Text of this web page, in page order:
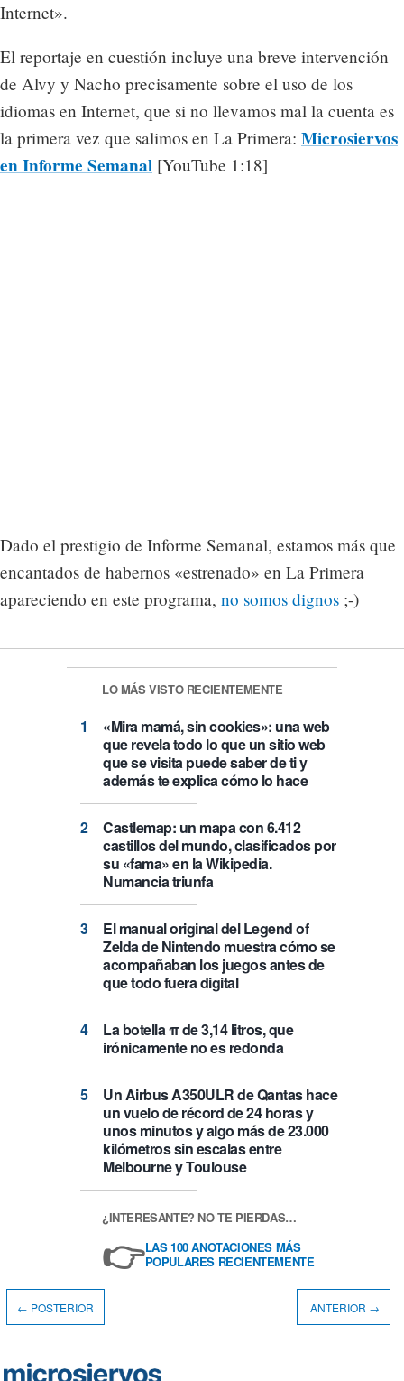
Internet».
El reportaje en cuestión incluye una breve intervención
de Alvy y Nacho precisamente sobre el uso de los
idiomas en Internet, que si no llevamos mal la cuenta es
la primera vez que salimos en La Primera: Microsiervos
en Informe Semanal [YouTube 1:18]
Dado el prestigio de Informe Semanal, estamos más que
encantados de habernos «estrenado» en La Primera
apareciendo en este programa, no somos dignos ;-)
LO MÁS VISTO RECIENTEMENTE
«Mira mamá, sin cookies»: una web
que revela todo lo que un sitio web
que se visita puede saber de ti y
además te explica cómo lo hace
Castlemap: un mapa con 6.412
castillos del mundo, clasificados por
su «fama» en la Wikipedia.
Numancia triunfa
El manual original del Legend of
Zelda de Nintendo muestra cómo se
acompañaban los juegos antes de
que todo fuera digital
La botella π de 3,14 litros, que
irónicamente no es redonda
Un Airbus A350ULR de Qantas hace
un vuelo de récord de 24 horas y
unos minutos y algo más de 23.000
kilómetros sin escalas entre
Melbourne y Toulouse
¿INTERESANTE? NO TE PIERDAS…
👉LAS 100 ANOTACIONES MÁS
POPULARES RECIENTEMENTE
← POSTERIOR ANTERIOR →